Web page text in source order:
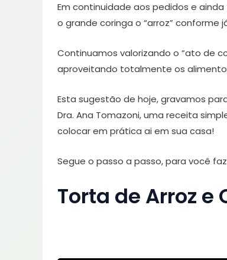
Em continuidade aos pedidos e
o grande coringa o “arroz”
Continuamos valorizando o “ato de
aproveitando totalmente os
Esta sugestão de hoje, gravamos
Dra. Ana Tomazoni, uma receita
colocar em prática ai em sua casa!
Segue o passo a passo, para você
Torta de Arroz e